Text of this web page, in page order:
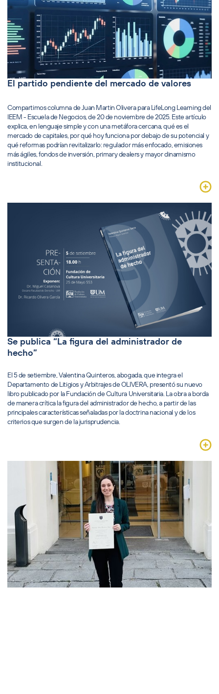
El partido pendiente del mercado de valores
Compartimos columna de Juan Martin Olivera para LifeLong Learning del
IEEM - Escuela de Negocios, de 20 de noviembre de 2025. Este artículo
explica, en lenguaje simple y con una metáfora cercana, qué es el
mercado de capitales, por qué hoy funciona por debajo de su potencial y
qué reformas podrían revitalizarlo: regulador más enfocado, emisiones
más ágiles, fondos de inversión, primary dealers y mayor dinamismo
institucional.
Se publica “La figura del administrador de
hecho”
El 5 de setiembre, Valentina Quinteros, abogada, que integra el
Departamento de Litigios y Arbitrajes de OLIVERA, presentó su nuevo
libro publicado por la Fundación de Cultura Universitaria. La obra a borda
de manera crítica la figura del administrador de hecho, a partir de las
principales características señaladas por la doctrina nacional y de los
criterios que surgen de la jurisprudencia.